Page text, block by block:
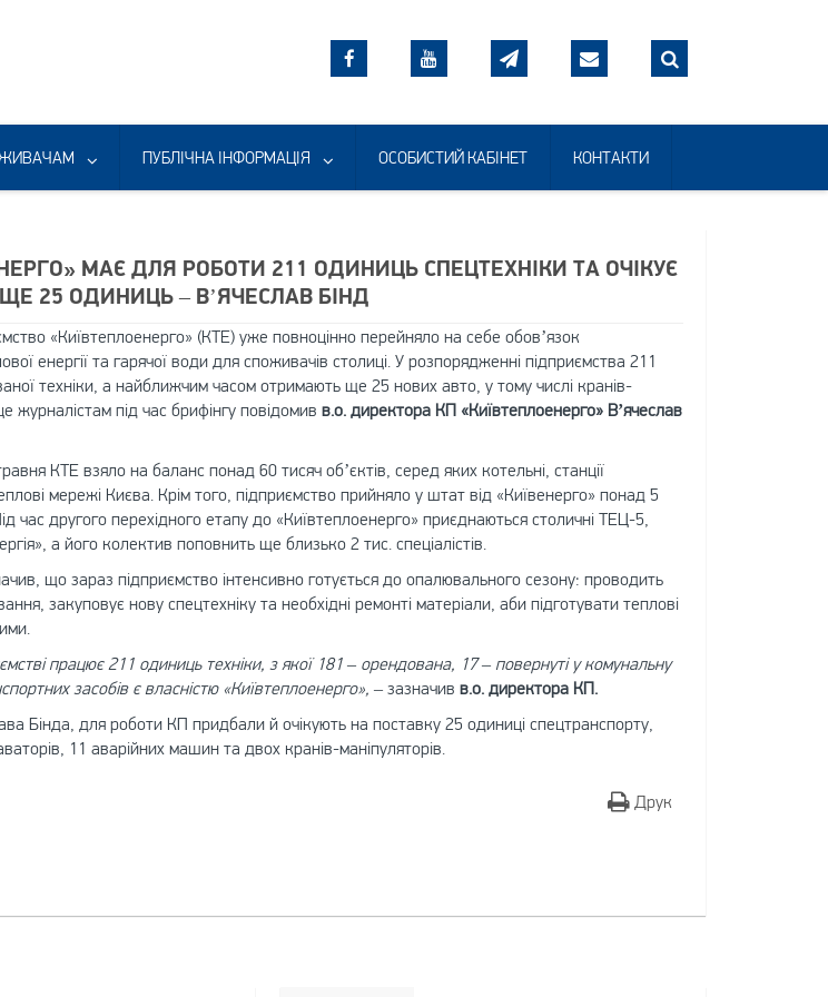
ПУБЛІЧНА ІНФОРМАЦІЯ ОСОБИСТИЙ КАБІНЕТ КОНТАКТИ
МАЄ ДЛЯ РОБОТИ 211 ОДИНИЦЬ СПЕЦТЕХНІКИ ТА ОЧІКУЄ
25 ОДИНИЦЬ – В’ЯЧЕСЛАВ БІНД
«Київтеплоенерго» (КТЕ) уже повноцінно перейняло на себе обов’язок
енергії та гарячої води для споживачів столиці. У розпорядженні підприємства 211
техніки, а найближчим часом отримають ще 25 нових авто, у тому числі кранів-
журналістам під час брифінгу повідомивв.о. директора КП «Київтеплоенерго» В’ячеслав
КТЕ взяло на баланс понад 60 тисяч об’єктів, серед яких котельні, станції
мережі Києва. Крім того, підприємство прийняло у штат від «Київенерго» понад 5
час другого перехідного етапу до «Київтеплоенерго» приєднаються столичні ТЕЦ-5,
а його колектив поповнить ще близько 2 тис. спеціалістів.
що зараз підприємство інтенсивно готується до опалювального сезону: проводить
закуповує нову спецтехніку та необхідні ремонті матеріали, аби підготувати теплові
працює 211 одиниць техніки, з якої 181 – орендована, 17 – повернуті у комунальну
засобів є власністю «Київтеплоенерго», – зазначивв.о. директора КП.
Бінда, для роботи КП придбали й очікують на поставку 25 одиниці спецтранспорту,
11 аварійних машин та двох кранів-маніпуляторів.
Друк